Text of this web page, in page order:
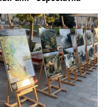
zaprosio
TRI MESECA
čudu KOLIKO JE ONA
OD NJEGA!